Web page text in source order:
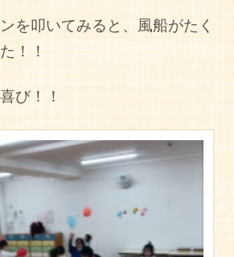
を叩いてみると、風船がたく
！！
び！！